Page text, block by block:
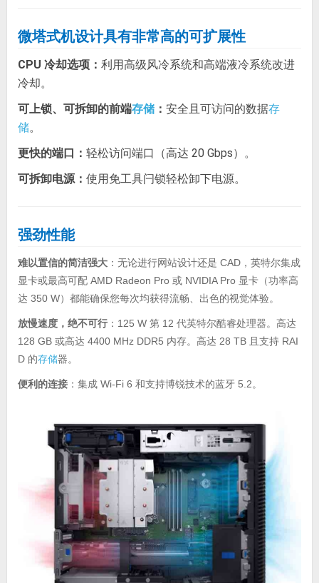
微塔式机设计具有非常高的可扩展性
CPU 冷却选项： 利用高级风冷系统和高端液冷系统改进
冷却。
可上锁、可拆卸的前端存储： 安全且可访问的数据存
储。
更快的端口： 轻松访问端口（高达 20 Gbps）。
可拆卸电源： 使用免工具闩锁轻松卸下电源。
强劲性能
难以置信的简洁强大：无论进行网站设计还是 CAD，英特尔集成
显卡或最高可配 AMD Radeon Pro 或 NVIDIA Pro 显卡（功率高
达 350 W）都能确保您每次均获得流畅、出色的视觉体验。
放慢速度，绝不可行：125 W 第 12 代英特尔酷睿处理器。高达
128 GB 或高达 4400 MHz DDR5 内存。高达 28 TB 且支持 RAI
D 的存储器。
便利的连接：集成 Wi-Fi 6 和支持博锐技术的蓝牙 5.2。